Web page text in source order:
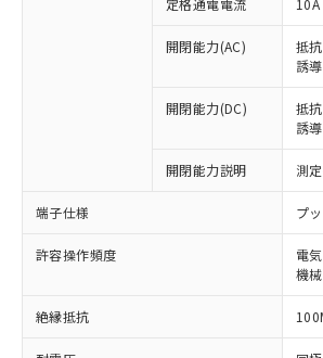
定格通電電流 10A
開閉能力(AC)
抵
誘
開閉能力(DC)
抵
誘
開閉能力説明 測
端子仕様 プ
許容操作頻度
電
機
絶縁抵抗
以下の条件をお読みいただき、
本サービスは、当社制御
商品の当社在庫状況およ
(税抜)を提供させていただ
本サービスの対象外とな
ことをご了承ください。
在庫状況および標準価格
記載している更新日時点
タに基づき作成されるも
覧された時点での実際の
対応予定なし：EU RoHS指令（
非含有に非対応の商品で、対応
調査・確認中：EU RoHS指令（
非含有の対応状況を調査中また
非該当品：ライセンス料など無
害物質有無と関係のない商品で
仕入先様の事情により、非含有
いたものが、含有品と判明した
むを得ず変更することがありま
鉛(Pb) 1000ppm以下、 水銀(Hg)
六価クロム(Cr(Ⅵ)) 1000ppm以下、ポリ
※1 中国RoHS○×表
「○」：最大均質材料含有率が
基準値以下であることを示しま
「×」：最大均質材料含有率が
基準値を超えていることを示し
「－」：未確認です。当社販売
*中国RoHS10物質の基準値 (GB/T26572)
Pb(鉛) :1000ppm、 Hg(水銀) : 1000ppm
当社は、これら貴社製品
為替および外国貿易法に
（以下｢規制貨物等」とい
または国外への提供する
国政府の輸出許可(または役
可)を取得するなどの必要